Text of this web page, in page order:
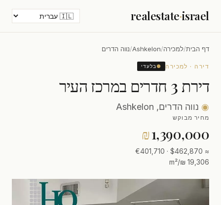
realestate·israel
דף הבית/למכירה/
Ashkelon
/נווה הדרים
דירה · למכירה ● בלעדי
דירת 3 חדרים במרכז העיר
◉ נווה הדרים, Ashkelon
מחיר מבוקש
₪1,390,000
≈ $462,870 · €401,710
19,306 ₪/m²